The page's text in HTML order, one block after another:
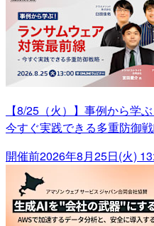
【8/25（火）】事例から学
今すぐ実践できる多重防御
開催前2026年8月25日(火)